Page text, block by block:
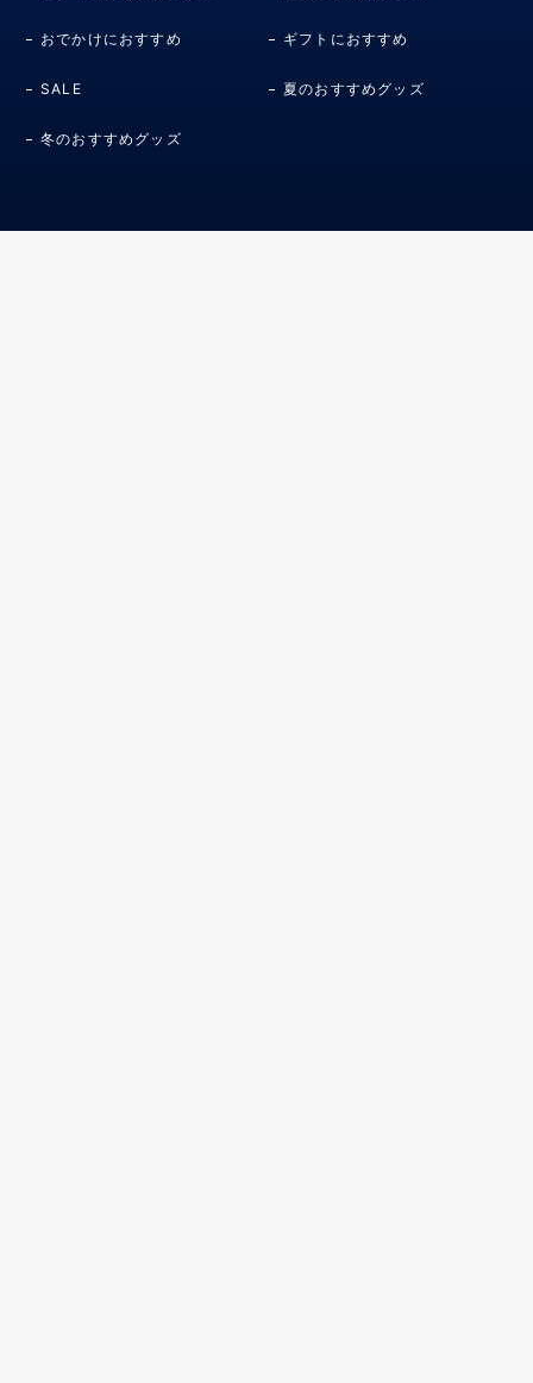
おでかけにおすすめ ギフトにおすすめ
SALE 夏のおすすめグッズ
冬のおすすめグッズ